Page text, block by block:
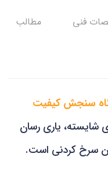
فني مطالب
سنجش کیفیت
شایسته، یاری رسان
سرخ کردنی است.